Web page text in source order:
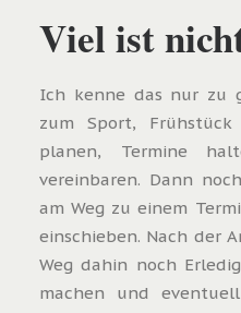
Viel ist
Ich kenne das nur zu
zum Sport,
planen, Termine
vereinbaren. Dann
am Weg zu einem
einschieben. Nach der
Weg dahin noch
machen und